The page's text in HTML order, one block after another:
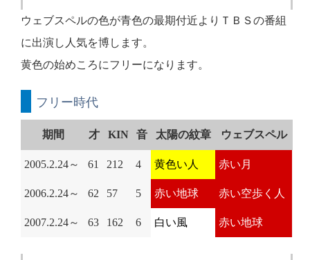
ウェブスペルの色が青色の最期付近よりＴＢＳの番組
に出演し人気を博します。
黄色の始めころにフリーになります。
フリー時代
期間 才 KIN 音 太陽の紋章 ウェブスペル
2005.2.24～ 61 212 4 黄色い人 赤い月
2006.2.24～ 62 57 5 赤い地球 赤い空歩く人
2007.2.24～ 63 162 6 白い風 赤い地球